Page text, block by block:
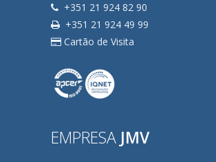
+351 21 924 82 90
+351 21 924 49 99
Cartão de Visita
EMPRESA JMV